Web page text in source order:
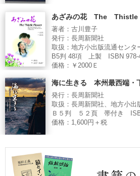
あざみの花 The
著者：古川豊子
発行：長周新聞社
取扱：地方小出版流通センタ
B5判 48項 上製 ISBN 978-
価格：￥2000Ｅ
海に生きる 本州最西端・
発行：長周新聞社
取扱：長周新聞社、地方小出
Ｂ５判 ５２頁 帯付き
価格：1,600円＋税